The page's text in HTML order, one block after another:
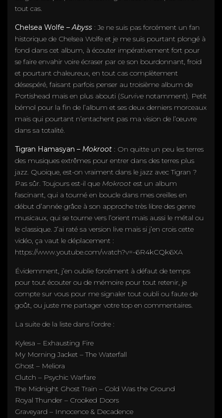
tout cas.
Chelsea Wolfe –Abyss : Je ne suis pas forcément un fan
historique de Chelsea Wolfe et je me suis pourtant plongé à
fond dans cet album, à écouter impérativement fort pour
se faire envahir voire écraser par ce son bourdonnant, froid
et pourtant chaleureux, en tout cas complètement
désespéré, faisant parfois penser au troisième album de
Portishead mais en plus abouti (Survive notamment). Petit
bémol pour la fin de l’album et ses deux derniers morceaux
mais qui pourtant n’entachent pas ma vision de l’œuvre
dans sa totalité.
Tigran Hamasyan – Mokroot : On quitte un peu les terres
des musiques extrêmes pour entrer dans des terres plus
jazz. Quoique, est-on vraiment dans le jazz avec Tigran ?
Pas sûr. Toujours est-il que Mokroot est un album
fascinant, qui a tourné en boucle dans mes oreilles en
début d’année grâce à son approche très libre des genre
musicaux, qui se tourne vers l’orient mais aussi le métal ou
le classique. J’ai raté sa version live mais si j’en crois cette
vidéo, ça vaut le déplacement :
https://www.youtube.com/watch?v=-6R4kCQk6XA
Évidemment, j’en oublie forcément à défaut de temps
pour tout écouter ou de mémoire pour tout retenir, je
compte sur vous pour me signaler tout oubli ou faute de
goût, ou juste me partager votre top en commentaires.
La suite de la liste dans l’ordre :
Kylesa – Exhausting Fire
My Morning Jacket – The Waterfall
Ghost – Meliora
Clutch – Psychic Warfare
The Midnight Ghost Train – Cold Was the Ground
Royal Thunder – Crooked Doors
Graveyard – Innocence & Decadence